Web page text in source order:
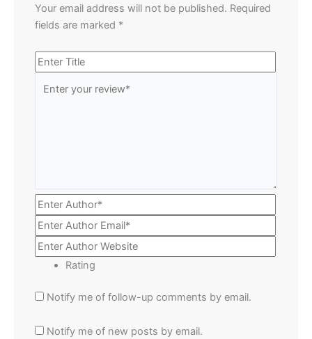
Your email address will not be published. Required
fields are marked *
Rating
Notify me of follow-up comments by email.
Notify me of new posts by email.